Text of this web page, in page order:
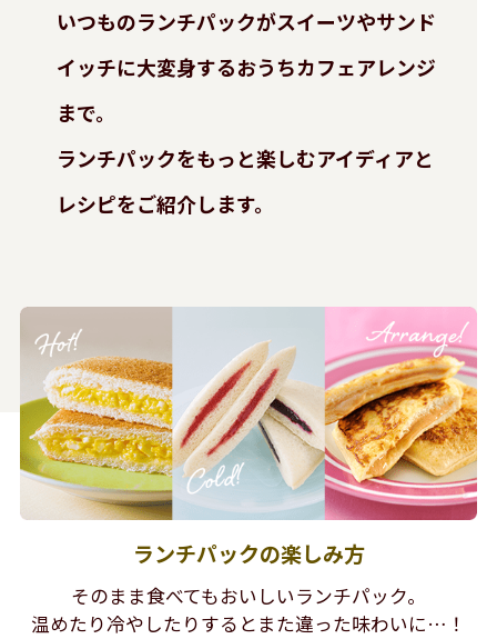
いつものランチパックがスイーツやサンド
イッチに大変身するおうちカフェアレンジ
まで。
ランチパックをもっと楽しむアイディアと
レシピをご紹介します。
ランチパックの楽しみ方
そのまま食べてもおいしいランチパック。
温めたり冷やしたりするとまた違った味わいに…！